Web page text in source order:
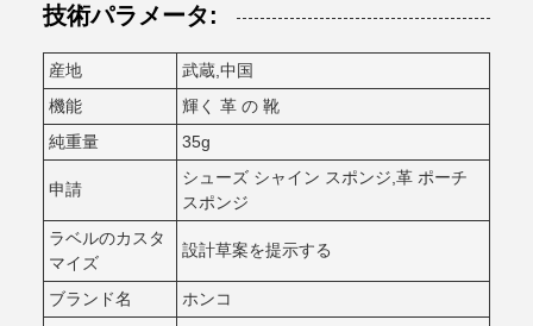
技術パラメータ:
産地
武蔵,中国
機能
輝く 革 の 靴
純重量
35g
申請
シューズ シャイン スポンジ,革 ポーチ
スポンジ
ラベルのカスタ
マイズ
設計草案を提示する
ブランド名
ホンコ